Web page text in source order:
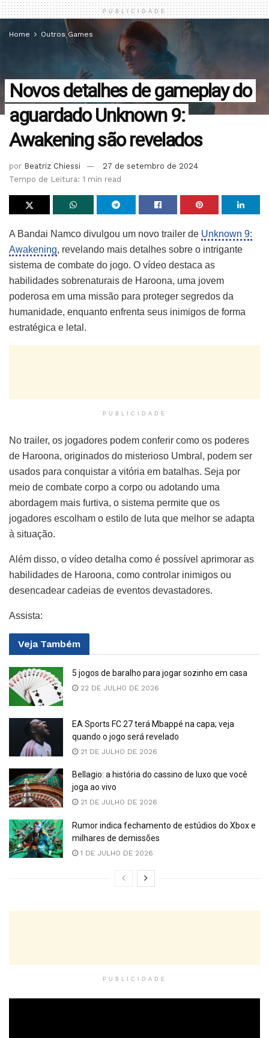
PUBLICIDADE
Home Outros Games
Novos detalhes de gameplay do
aguardado Unknown 9:
Awakening são revelados
por Beatriz Chiessi
27 de setembro de 2024
Tempo de Leitura: 1 min read
A Bandai Namco divulgou um novo trailer de Unknown 9:
Awakening, revelando mais detalhes sobre o intrigante
sistema de combate do jogo. O vídeo destaca as
habilidades sobrenaturais de Haroona, uma jovem
poderosa em uma missão para proteger segredos da
humanidade, enquanto enfrenta seus inimigos de forma
estratégica e letal.
PUBLICIDADE
No trailer, os jogadores podem conferir como os poderes
de Haroona, originados do misterioso Umbral, podem ser
usados para conquistar a vitória em batalhas. Seja por
meio de combate corpo a corpo ou adotando uma
abordagem mais furtiva, o sistema permite que os
jogadores escolham o estilo de luta que melhor se adapta
à situação.
Além disso, o vídeo detalha como é possível aprimorar as
habilidades de Haroona, como controlar inimigos ou
desencadear cadeias de eventos devastadores.
Assista:
Veja Também
5 jogos de baralho para jogar sozinho em casa
22 DE JULHO DE 2026
EA Sports FC 27 terá Mbappé na capa; veja
quando o jogo será revelado
21 DE JULHO DE 2026
Bellagio: a história do cassino de luxo que você
joga ao vivo
21 DE JULHO DE 2026
Rumor indica fechamento de estúdios do Xbox e
milhares de demissões
1 DE JULHO DE 2026
PUBLICIDADE